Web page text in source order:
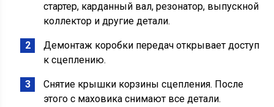
стартер, карданный вал, резонатор, выпускной
коллектор и другие детали.
Демонтаж коробки передач открывает доступ
к сцеплению.
Снятие крышки корзины сцепления. После
этого с маховика снимают все детали.